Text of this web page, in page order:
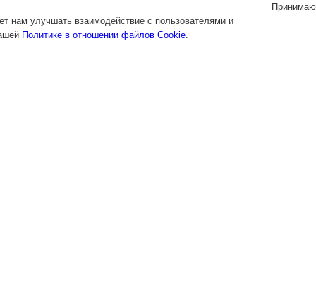
нам улучшать взаимодействие с пользователями и
Политике в отношении файлов Cookie.
Принимаю